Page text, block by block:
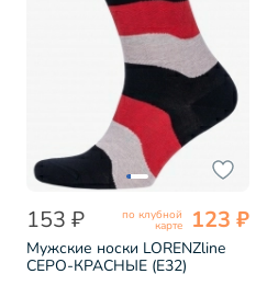
153 ₽ по клубной
карте 123 ₽
Мужские носки LORENZline
СЕРО-КРАСНЫЕ (Е32)